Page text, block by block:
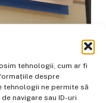
tehnologii, cum ar fi
despre
tehnologii ne permite să
navigare sau ID-uri
dosarul DNA de